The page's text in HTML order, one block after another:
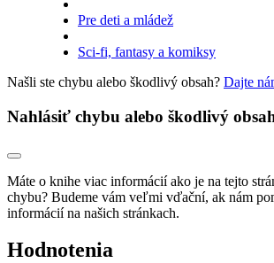
Pre deti a mládež
Sci-fi, fantasy a komiksy
Našli ste chybu alebo škodlivý obsah? Dajte
Nahlásiť chybu alebo škodlivý
Máte o knihe viac informácií ako je na tejto
chybu? Budeme vám veľmi vďační, ak nám
informácií na našich stránkach.
Hodnotenia